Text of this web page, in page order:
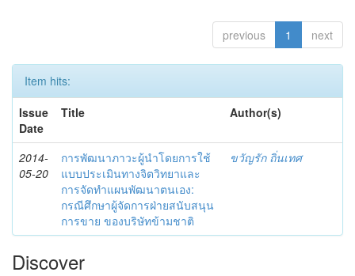
previous 1 next
Item hits:
Issue
Date
Title Author(s)
2014-
05-20
การพัฒนาภาวะผู้นำโดยการใช้
แบบประเมินทางจิตวิทยาและ
การจัดทำแผนพัฒนาตนเอง:
กรณีศึกษาผู้จัดการฝ่ายสนับสนุน
การขาย ของบริษัทข้ามชาติ
ขวัญรัก ถิ่นเทศ
Discover